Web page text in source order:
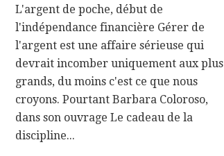
L'argent de poche, début de
l'indépendance financière Gérer de
l'argent est une affaire sérieuse qui
devrait incomber uniquement aux plus
grands, du moins c'est ce que nous
croyons. Pourtant Barbara Coloroso,
dans son ouvrage Le cadeau de la
discipline...